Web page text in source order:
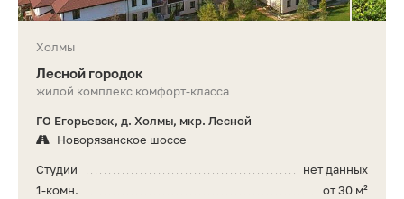
Холмы
Лесной городок
жилой комплекс комфорт-класса
ГО Егорьевск, д. Холмы, мкр. Лесной
Новорязанское шоссе
нет данных
Студии
от 30 м²
1-комн.